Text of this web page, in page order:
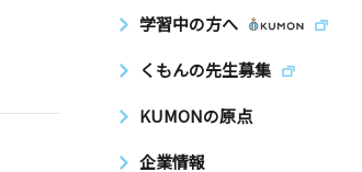
学習中の方へ
くもんの先生募集
KUMONの原点
企業情報